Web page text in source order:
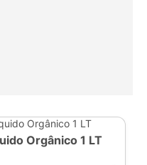
Orgânico 1 LT